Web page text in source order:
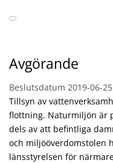
Avgörande
Beslutsdatum 2019-06-25
Tillsyn av
flottning. Naturmiljön är
dels av att befintliga
och miljööverdomstolen
länsstyrelsen för